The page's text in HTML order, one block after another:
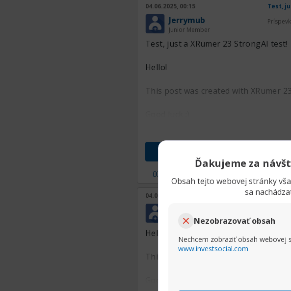
Ďakujeme za
Obsah tejto webovej stránky
sa
Nezobrazovať obsah
Nechcem zobraziť obsah webovej
www.investsocial.com
04.06.2025, 00:15 Test,
Jerrymub
Junior Member
Test, just a XRumer 23 StrongAI test!
Hello!
This post was created with XRumer
04.06.2025, 00:14 Test,
Junior Member
Hello!
This post was created with XRumer